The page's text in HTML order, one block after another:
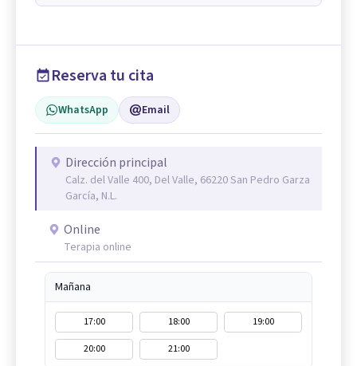
Reserva tu cita
WhatsApp Email
Dirección principal
Calz. del Valle 400, Del Valle, 66220 San Pedro Garza
García, N.L.
Online
Terapia online
Mañana
17:00 18:00
19:00
20:00
21:00